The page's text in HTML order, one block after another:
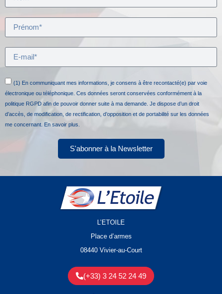
(1) En communiquant mes informations, je consens à être recontacté(e) par voie
électronique ou téléphonique. Ces données seront conservées conformément à la
politique RGPD afin de pouvoir donner suite à ma demande. Je dispose d’un droit
d’accès, de modification, de rectification, d’opposition et de portabilité sur les données
me concernant. En savoir plus.
S'abonner à la Newsletter
L’ETOILE
Place d’armes
08440 Vivier-au-Court
(+33) 3 24 52 24 49